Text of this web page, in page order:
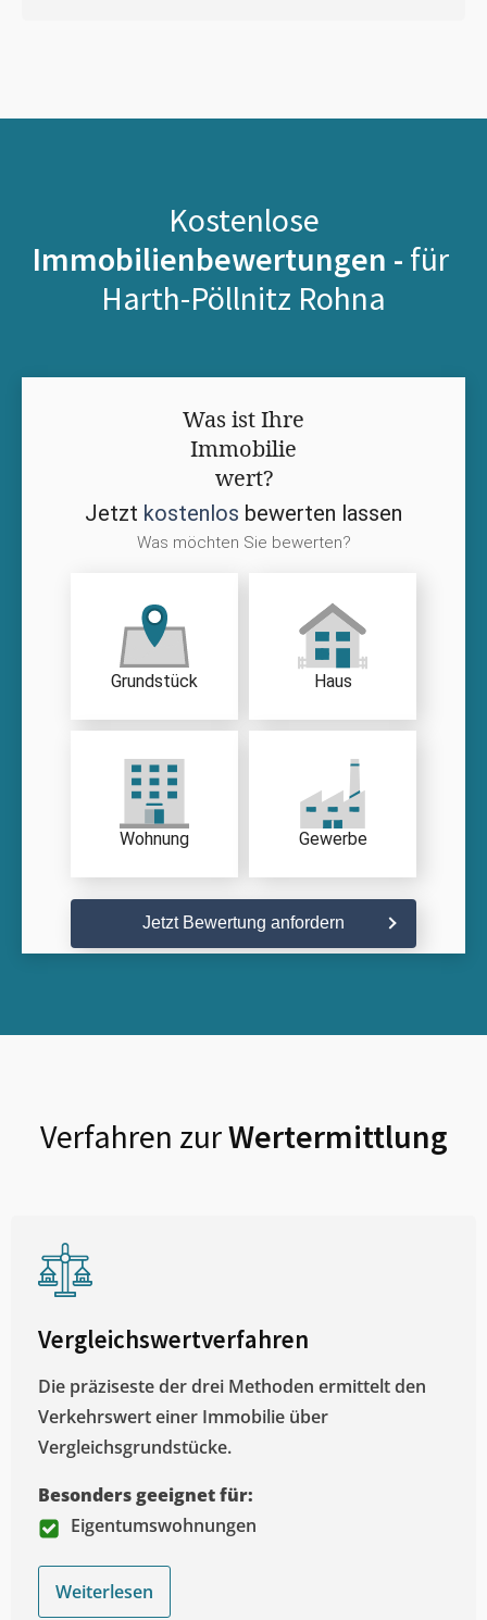
Kostenlose
Immobilienbewertungen - für
Harth-Pöllnitz Rohna
Was ist Ihre
Immobilie
wert?
Jetzt kostenlos bewerten lassen
Was möchten Sie bewerten?
Grundstück Haus
Wohnung Gewerbe
Jetzt Bewertung anfordern
Verfahren zurWertermittlung
Vergleichswertverfahren
Die präziseste der drei Methoden ermittelt den
Verkehrswert einer Immobilie über
Vergleichsgrundstücke.
Besonders geeignet für:
Eigentumswohnungen
Weiterlesen